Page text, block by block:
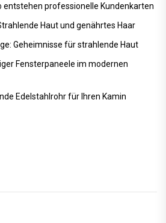
entstehen professionelle Kundenkarten
Haut und genährtes Haar
Geheimnisse für strahlende Haut
Fensterpaneele im modernen
Edelstahlrohr für Ihren Kamin